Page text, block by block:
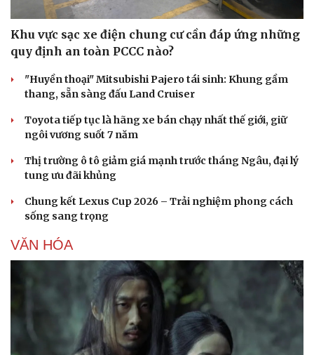
Văn hóa
Sân khấu - Điện ảnh
Giải trí
Nghệ sĩ
Thời trang
Sao Việt
Khu vực sạc xe điện chung cư cần đáp ứng những
quy định an toàn PCCC nào?
"Huyền thoại" Mitsubishi Pajero tái sinh: Khung gầm
thang, sẵn sàng đấu Land Cruiser
Toyota tiếp tục là hãng xe bán chạy nhất thế giới, giữ
ngôi vương suốt 7 năm
Thị trường ô tô giảm giá mạnh trước tháng Ngâu, đại lý
tung ưu đãi khủng
Chung kết Lexus Cup 2026 – Trải nghiệm phong cách
sống sang trọng
VĂN HÓA